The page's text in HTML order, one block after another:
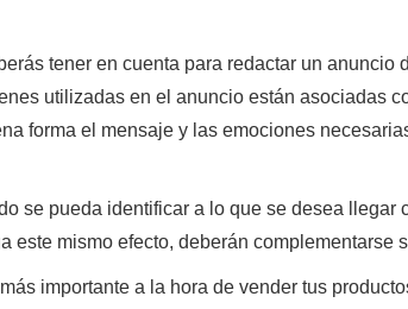
tener en cuenta para redactar un anuncio
utilizadas en el anuncio están asociadas
forma el mensaje y las emociones
se pueda identificar a lo que se desea llegar
este mismo efecto, deberán complementarse
importante a la hora de vender tus